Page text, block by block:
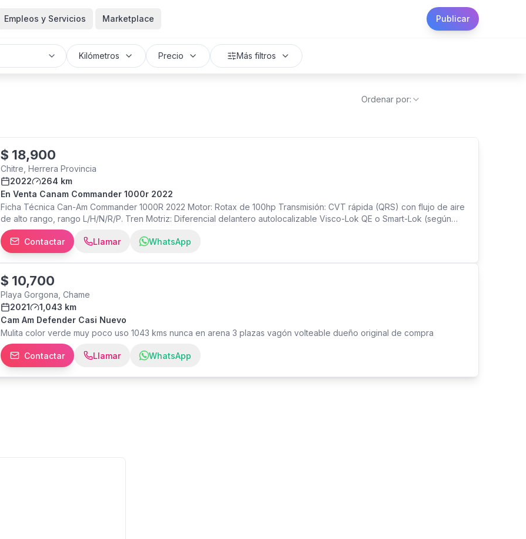
Empleos y Servicios Marketplace Publicar
Kilómetros Precio Más filtros
Ordenar por:
$ 18,900
Chitre, Herrera Provincia
2022
264 km
En Venta Canam Commander 1000r 2022
Ficha Técnica Can-Am Commander 1000R 2022 Motor: Rotax de 100hp Transmisión: CVT rápida (QRS) con flujo de aire
de alto rango, rango L/H/N/R/P. Tren Motriz: Diferencial delantero autolocalizable Visco-Lok QE o Smart-Lok (según
versión), modos Turf/2WD/4WD. Suspensión Delantera: Brazo A doble arqueado con barra estabilizadora Suspensión
Trasera: TTA (Torsional Trailing arm) con barra estabilizadora Amortiguadores: De gas de doble tubo (DPS), FOX 2.5
PODIUM (versiones XT-P). Frenos: Discos ventilados dobles de con pinzas hidráulicas de doble pistón. WINCHER
Contactar Llamar WhatsApp
$ 10,700
Playa Gorgona, Chame
2021
1,043 km
Cam Am Defender Casi Nuevo
Mulita color verde muy poco uso 1043 kms nunca en arena 3 plazas vagón volteable dueño original de compra
Contactar Llamar WhatsApp